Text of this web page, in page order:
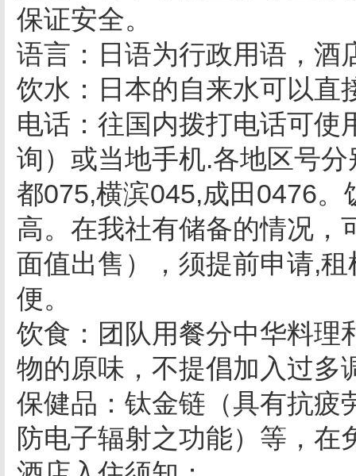
保证安全。
语言：日语为行政用语，酒
饮水：日本的自来水可以直
电话：往国内拨打电话可使
询）或当地手机.各地区号
都075,横滨045,成田0476
高。在我社有储备的情况，
面值出售），须提前申请,
便。
饮食：团队用餐分中华料理
物的原味，不提倡加入过多
保健品：钛金链（具有抗疲
防电子辐射之功能）等，在